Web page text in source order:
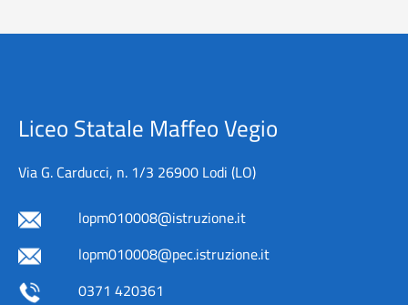
Liceo Statale Maffeo Vegio
Via G. Carducci, n. 1/3 26900 Lodi (LO)
lopm010008@istruzione.it
lopm010008@pec.istruzione.it
0371 420361